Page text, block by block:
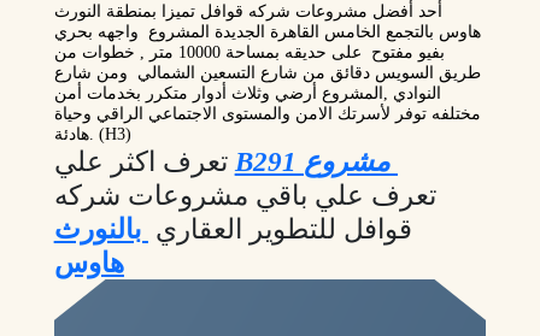
أحد أفضل مشروعات شركه قوافل تميزا بمنطقة النورث
هاوس بالتجمع الخامس القاهرة الجديدة المشروع واجهه بحري
بفيو مفتوح على حديقه بمساحة 10000 متر , خطوات من
طريق السويس دقائق من شارع التسعين الشمالي ومن شارع
النوادي ,المشروع أرضي وثلاث أدوار متكرر بخدمات أمن
مختلفه توفر لأسرتك الامن والمستوى الاجتماعي الراقي وحياة
هادئة. (H3)
تعرف اكثر علي
B291 مشروع
تعرف علي باقي مشروعات شركه
قوافل للتطوير العقاري بالنورث
هاوس